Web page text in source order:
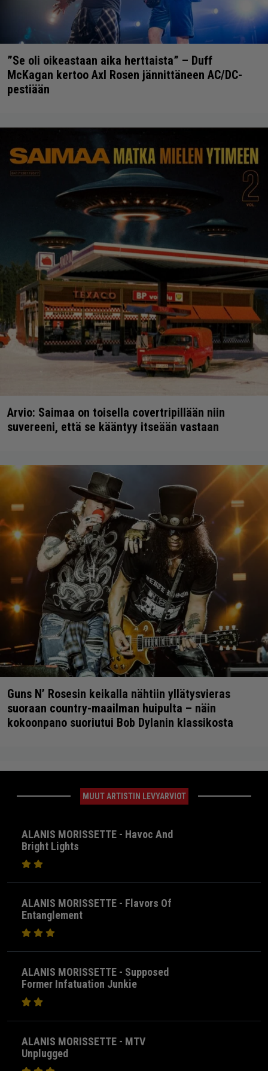
”Se oli oikeastaan aika herttaista” – Duff
McKagan kertoo Axl Rosen jännittäneen AC/DC-
pestiään
Arvio: Saimaa on toisella covertripillään niin
suvereeni, että se kääntyy itseään vastaan
Guns N’ Rosesin keikalla nähtiin yllätysvieras
suoraan country-maailman huipulta – näin
kokoonpano suoriutui Bob Dylanin klassikosta
MUUT ARTISTIN LEVYARVIOT
ALANIS MORISSETTE - Havoc And
Bright Lights
ALANIS MORISSETTE - Flavors Of
Entanglement
ALANIS MORISSETTE - Supposed
Former Infatuation Junkie
ALANIS MORISSETTE - MTV
Unplugged